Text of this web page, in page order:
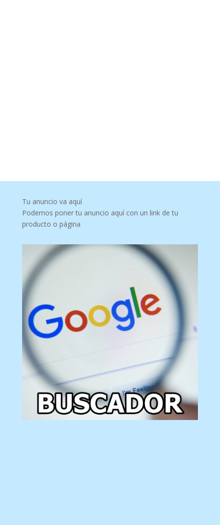
Tu anuncio va aquí
Podemos poner tu anuncio aquí con un link de tu
producto o página